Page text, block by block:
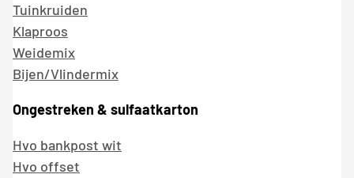
Tuinkruiden
Klaproos
Weidemix
Bijen/Vlindermix
Ongestreken & sulfaatkarton
Hvo bankpost wit
Hvo offset